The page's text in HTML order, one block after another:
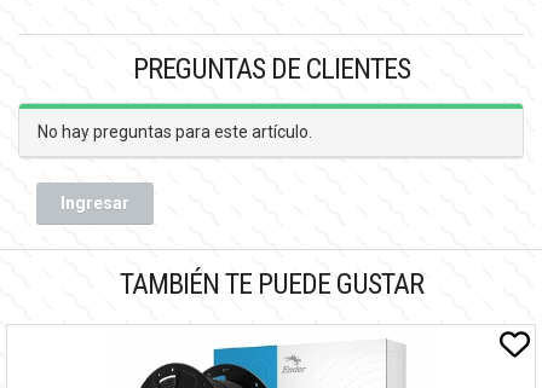
PREGUNTAS DE CLIENTES
No hay preguntas para este artículo.
Ingresar
TAMBIÉN TE PUEDE GUSTAR